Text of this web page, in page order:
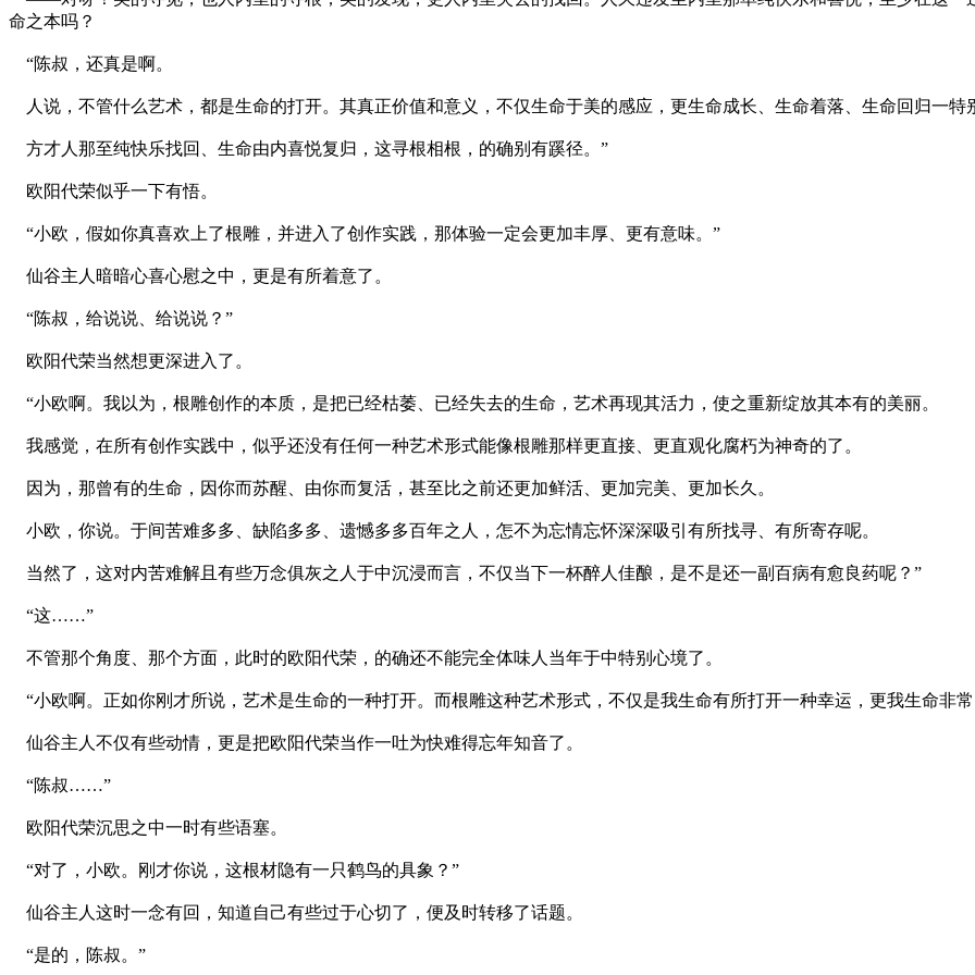
命之本吗？
“陈叔，还真是啊。
人说，不管什么艺术，都是生命的打开。其真正价值和意义，不仅生命于美的感应，更生命成长、生命着落、生命回归一特
方才人那至纯快乐找回、生命由内喜悦复归，这寻根相根，的确别有蹊径。”
欧阳代荣似乎一下有悟。
“小欧，假如你真喜欢上了根雕，并进入了创作实践，那体验一定会更加丰厚、更有意味。”
仙谷主人暗暗心喜心慰之中，更是有所着意了。
“陈叔，给说说、给说说？”
欧阳代荣当然想更深进入了。
“小欧啊。我以为，根雕创作的本质，是把已经枯萎、已经失去的生命，艺术再现其活力，使之重新绽放其本有的美丽。
我感觉，在所有创作实践中，似乎还没有任何一种艺术形式能像根雕那样更直接、更直观化腐朽为神奇的了。
因为，那曾有的生命，因你而苏醒、由你而复活，甚至比之前还更加鲜活、更加完美、更加长久。
小欧，你说。于间苦难多多、缺陷多多、遗憾多多百年之人，怎不为忘情忘怀深深吸引有所找寻、有所寄存呢。
当然了，这对内苦难解且有些万念俱灰之人于中沉浸而言，不仅当下一杯醉人佳酿，是不是还一副百病有愈良药呢？”
“这……”
不管那个角度、那个方面，此时的欧阳代荣，的确还不能完全体味人当年于中特别心境了。
“小欧啊。正如你刚才所说，艺术是生命的一种打开。而根雕这种艺术形式，不仅是我生命有所打开一种幸运，更我生命非
仙谷主人不仅有些动情，更是把欧阳代荣当作一吐为快难得忘年知音了。
“陈叔……”
欧阳代荣沉思之中一时有些语塞。
“对了，小欧。刚才你说，这根材隐有一只鹤鸟的具象？”
仙谷主人这时一念有回，知道自己有些过于心切了，便及时转移了话题。
“是的，陈叔。”